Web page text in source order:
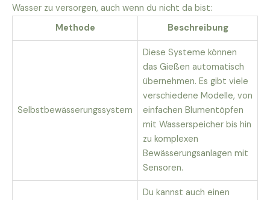
Wasser zu versorgen, auch wenn du nicht da bist:
Methode
Beschreibung
Selbstbewässerungssystem
Diese Systeme können
das Gießen automatisch
übernehmen. Es gibt viele
verschiedene Modelle, von
einfachen Blumentöpfen
mit Wasserspeicher bis hin
zu komplexen
Bewässerungsanlagen mit
Sensoren.
Du kannst auch einen